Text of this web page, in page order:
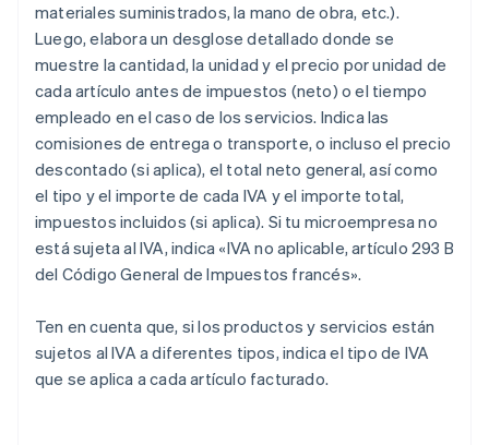
materiales suministrados, la mano de obra, etc.).
Luego, elabora un desglose detallado donde se
muestre la cantidad, la unidad y el precio por unidad de
cada artículo antes de impuestos (neto) o el tiempo
empleado en el caso de los servicios. Indica las
comisiones de entrega o transporte, o incluso el precio
descontado (si aplica), el total neto general, así como
el tipo y el importe de cada IVA y el importe total,
impuestos incluidos (si aplica). Si tu microempresa no
está sujeta al IVA, indica «IVA no aplicable, artículo 293 B
del Código General de Impuestos francés».
Ten en cuenta que, si los productos y servicios están
sujetos al IVA a diferentes tipos, indica el tipo de IVA
que se aplica a cada artículo facturado.